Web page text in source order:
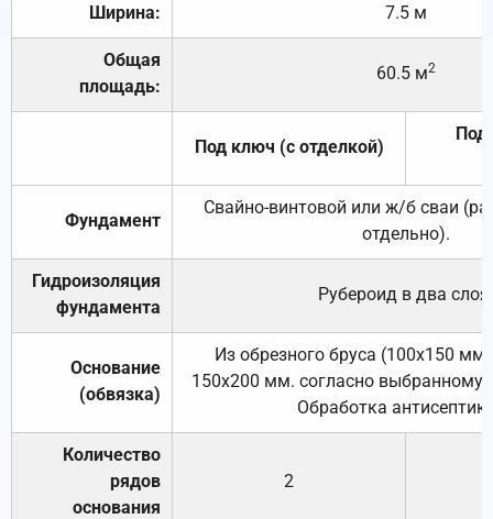
Ширина: 7.5 м
Общая
площадь:
60.5 м2
Под ключ (с отделкой)
Под
Фундамент
Свайно-винтовой или ж/б сваи
отдельно).
Гидроизоляция
фундамента
Рубероид в два слоя.
Основание
(обвязка)
Из обрезного бруса (100х150
150х200 мм. согласно выбранному
Обработка
Количество
рядов
основания
2